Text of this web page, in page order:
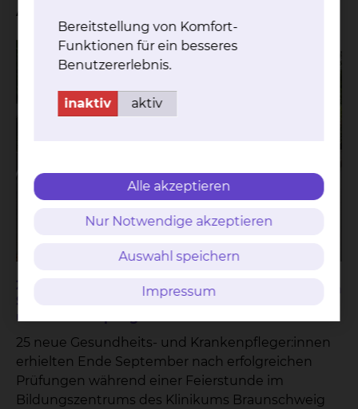
Aktuelles
25 Auszubildende legen erfolgreich
Staatsexamen zur/-m Gesundheits-
und Krankenpfleger:in ab
25 neue Gesundheits- und Krankenpfleger:innen
erhielten Ende September nach erfolgreichen
Prüfungen während einer Feierstunde im
Bildungszentrums des Klinikums Braunschweig
Bereitstellung von Komfort-
Funktionen für ein besseres
Benutzererlebnis.
inaktiv aktiv
Alle akzeptieren
Nur Notwendige akzeptieren
Auswahl speichern
Impressum